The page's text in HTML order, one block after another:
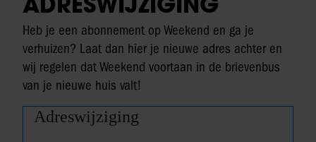
Heb je een abonnement op Weekend en ga je
verhuizen? Laat dan hier je nieuwe adres achter en
wij regelen dat Weekend voortaan in de brievenbus
van je nieuwe huis valt!